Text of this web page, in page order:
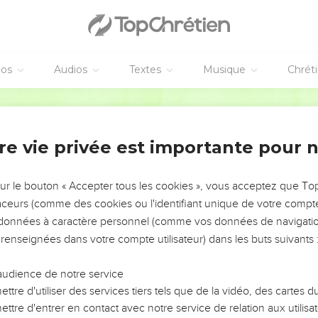
Audios Textes Musique
couvrira leur crâne de gale, et elles auront le front nu.
voiles,
ceintures tressées, gris-gris et porte-bonheur,
tuniques, capes, sacs à main,
écharpes et châles.
remplacera les parfums, une simple corde remplacera les
aura des têtes rasées. À la place des vêtements de luxe, il y
de la honte remplaceront la beauté.
tomberont sous les coups de l’épée, tes soldats mourront à
et sera dans le deuil. Comme une femme qui a tout
vie privée est importante pour
le bouton « Accepter tous les cookies », vous acceptez que
(comme des cookies ou l'identifiant unique de votre
à caractère personnel (comme vos données de
dans votre compte utilisateur) dans les buts suivants :
de notre service
d'utiliser des services tiers tels que de la vidéo, des cartes
d'entrer en contact avec notre service de relation aux